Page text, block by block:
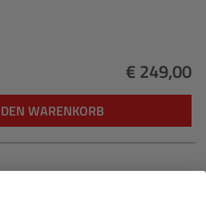
Regulärer
€ 249,00
WARENKORB